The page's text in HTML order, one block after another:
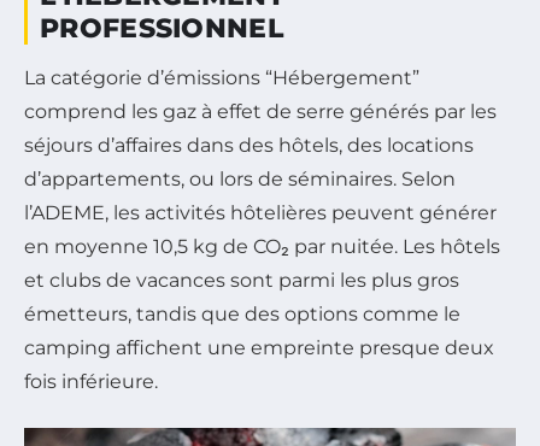
PROFESSIONNEL
La catégorie d’émissions “Hébergement”
comprend les gaz à effet de serre générés par les
séjours d’affaires dans des hôtels, des locations
d’appartements, ou lors de séminaires. Selon
l’ADEME, les activités hôtelières peuvent générer
en moyenne 10,5 kg de CO₂ par nuitée. Les hôtels
et clubs de vacances sont parmi les plus gros
émetteurs, tandis que des options comme le
camping affichent une empreinte presque deux
fois inférieure.